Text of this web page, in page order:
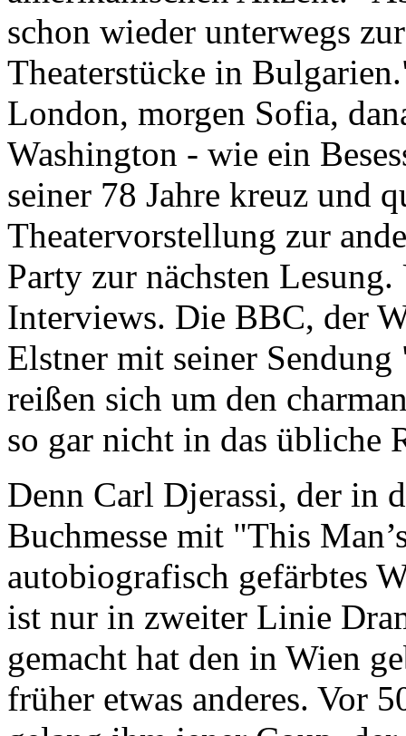
schon wieder unterwegs
Theaterstücke in
London, morgen Sofia,
Washington - wie ein
seiner 78 Jahre kreuz und
Theatervorstellung zur
Party zur nächsten
Interviews. Die BBC, der
Elstner mit seiner
reißen sich um den
so gar nicht in das übliche
Denn Carl Djerassi, der in
Buchmesse mit "This
autobiografisch gefärbtes
ist nur in zweiter Linie
gemacht hat den in Wien
früher etwas anderes. Vor